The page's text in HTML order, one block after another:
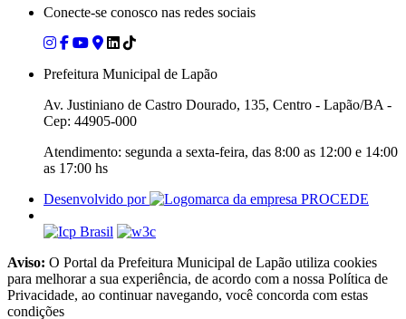
Conecte-se conosco nas redes sociais
Prefeitura Municipal de Lapão
Av. Justiniano de Castro Dourado, 135, Centro - Lapão/BA -
Cep: 44905-000
Atendimento: segunda a sexta-feira, das 8:00 as 12:00 e 14:00
as 17:00 hs
Desenvolvido por
Aviso: O Portal da Prefeitura Municipal de Lapão utiliza cookies
para melhorar a sua experiência, de acordo com a nossa Política de
Privacidade, ao continuar navegando, você concorda com estas
condições